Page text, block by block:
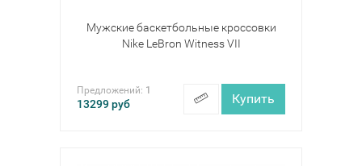
Мужские баскетбольные кроссовки
Nike LeBron Witness VII
Предложений: 1
13299руб Купить